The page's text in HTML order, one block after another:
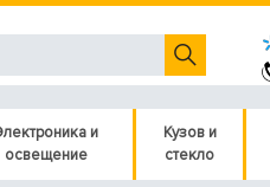
и
освещение
Кузов и
стекло